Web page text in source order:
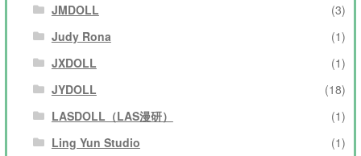
JMDOLL
(3)
Judy Rona
(1)
JXDOLL
(1)
JYDOLL
(18)
LASDOLL（LAS漫研）
(1)
Ling Yun Studio
(1)